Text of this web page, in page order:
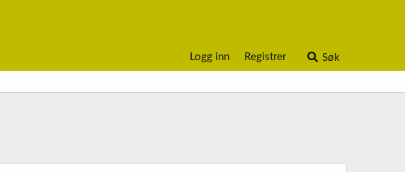
Logg inn Registrer Søk